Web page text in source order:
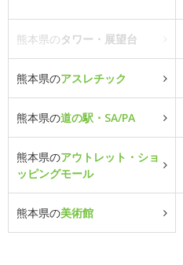
熊本県のタワー・展望台
熊本県のアスレチック
熊本県の道の駅・SA/PA
熊本県のアウトレット・ショ
ッピングモール
熊本県の美術館